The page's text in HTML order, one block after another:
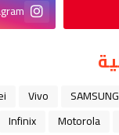
SAMSUNG
Vivo
Motorola
Infinix